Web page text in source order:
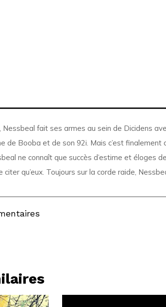
Nessbeal fait ses armes au sein de Dicidens
de Booba et de son 92i. Mais c’est finalement
ne connaît que succès d’estime et éloges
qu’eux. Toujours sur la corde raide,